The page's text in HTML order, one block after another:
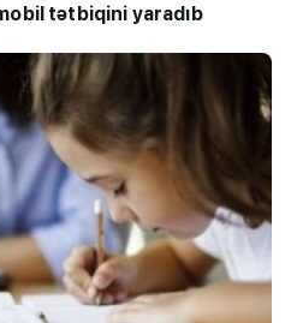
tətbiqini yaradıb